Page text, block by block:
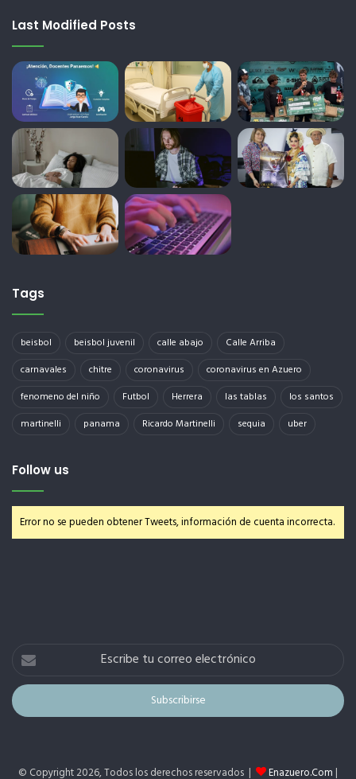
Last Modified Posts
Tags
beisbol beisbol juvenil calle abajo
Calle Arriba
carnavales
chitre coronavirus
coronavirus en Azuero
fenomeno del niño
Futbol Herrera las tablas
los santos
martinelli
panama Ricardo Martinelli sequia uber
Follow us
Error no se pueden obtener Tweets, información de cuenta incorrecta.
Escribe
correo
electrónico
© Copyright 2026, Todos los derechos reservados | Enazuero.Com |